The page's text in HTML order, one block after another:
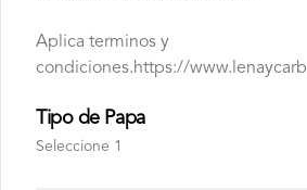
Aplica terminos
Aplica terminos y
condiciones.https://
Tipo de Papa
Seleccione 1